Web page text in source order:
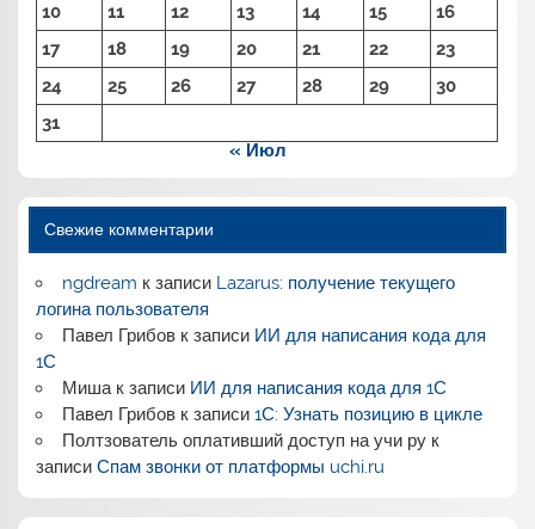
10
11 12 13 14 15
16
17
18 19 20 21 22
23
24
25 26 27 28 29
30
31
« Июл
Свежие комментарии
ngdream к записи Lazarus: получение текущего
логина пользователя
Павел Грибовк записи ИИ для написания кода для
1С
Мишак записи ИИ для написания кода для 1С
Павел Грибовк записи 1С: Узнать позицию в цикле
Полтзователь оплативший доступ на учи рук
записиСпам звонки от платформы uchi.ru